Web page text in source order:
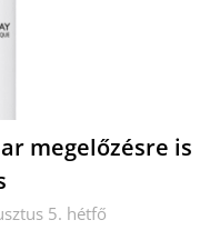
megelőzésre is
5. hétfő